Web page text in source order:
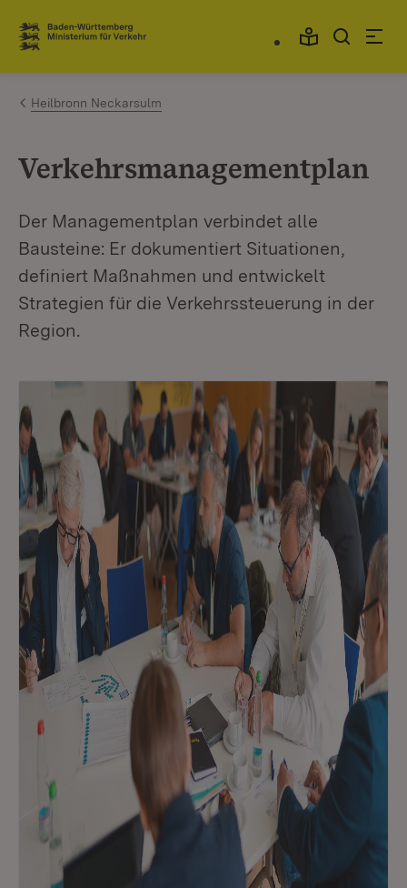
Zum Inhalt springen
Link zur Startseite
Heilbronn Neckarsulm
Verkehrsmanagementplan
Der Managementplan verbindet alle
Bausteine: Er dokumentiert Situationen,
definiert Maßnahmen und entwickelt
Strategien für die Verkehrssteuerung in der
Region.